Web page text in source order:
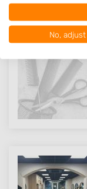
Data may be shared
Your consent and the
View Partner List
We use your data for
IAB processing
Store and/or
Use limited
Use profiles to
advertising
No, adjust